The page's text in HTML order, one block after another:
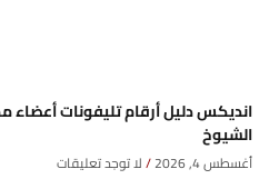
انديكس دليل أرقام تليفونات
الشيوخ
أغسطس 4, 2026 لا توجد تعليقات